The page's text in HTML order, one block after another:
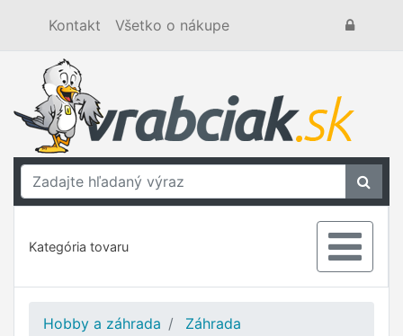
Kontakt Všetko o nákupe
Kategória tovaru
Hobby a záhrada
Záhrada